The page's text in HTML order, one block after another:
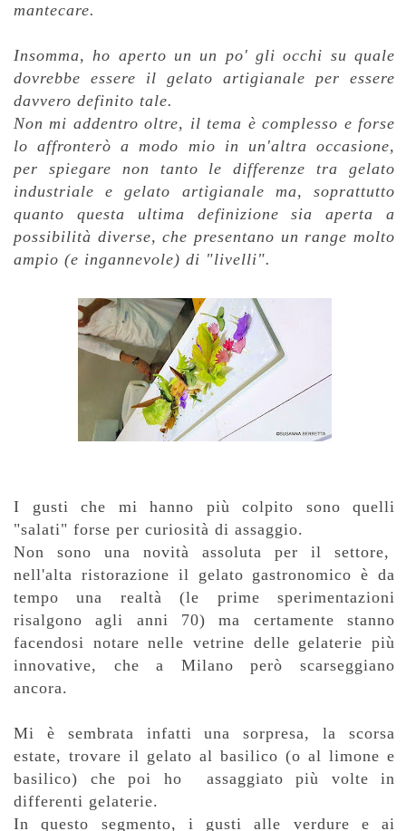
mantecare.
Insomma, ho aperto un un po' gli occhi su quale
dovrebbe essere il gelato artigianale per essere
davvero definito tale.
Non mi addentro oltre, il tema è complesso e forse
lo affronterò a modo mio in un'altra occasione,
per spiegare non tanto le differenze tra gelato
industriale e gelato artigianale ma, soprattutto
quanto questa ultima definizione sia aperta a
possibilità diverse, che presentano un range molto
ampio (e ingannevole) di "livelli".
I gusti che mi hanno più colpito sono quelli
"salati" forse per curiosità di assaggio.
Non sono una novità assoluta per il settore,
nell'alta ristorazione il gelato gastronomico è da
tempo una realtà (le prime sperimentazioni
risalgono agli anni 70) ma certamente stanno
facendosi notare nelle vetrine delle gelaterie più
innovative, che a Milano però scarseggiano
ancora.
Mi è sembrata infatti una sorpresa, la scorsa
estate, trovare il gelato al basilico (o al limone e
basilico) che poi ho assaggiato più volte in
differenti gelaterie.
In questo segmento, i gusti alle verdure e ai